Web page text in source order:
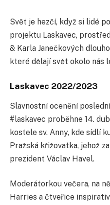
Svět je hezčí, když si lidé
projektu Laskavec,
& Karla Janečkových
které dělají svět okolo nás
Laskavec 2022/2023
Slavnostní ocenění
#laskavec proběhne 14.
kostele sv. Anny, kde sídlí
Pražská křižovatka, jehož
prezident Václav Havel.
Moderátorkou večera, na
Harries a čtveřice